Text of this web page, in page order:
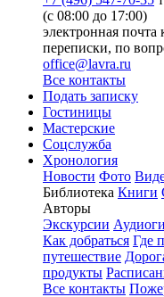
(с 08:00 до 17:00)
электронная
переписки, по
office@lavra.ru
Все контакты
Подать записку
Гостиницы
Мастерские
Соцслужба
Хронология
Новости Фото
Библиотека Книги
Авторы
Экскурсии
Как добраться Где
путешествие
продукты
Все контакты